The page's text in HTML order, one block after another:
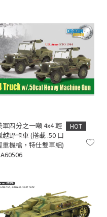
軍四分之一噸 4x4 輕
越野卡車 (搭載 .50 口
重機槍，特仕雙車組)
HOT